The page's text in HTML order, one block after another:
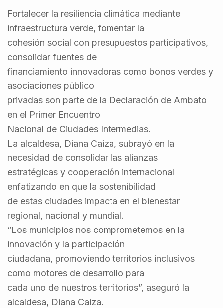
Fortalecer la resiliencia climática mediante
infraestructura verde, fomentar la
cohesión social con presupuestos participativos,
consolidar fuentes de
financiamiento innovadoras como bonos verdes y
asociaciones público
privadas son parte de la Declaración de Ambato
en el Primer Encuentro
Nacional de Ciudades Intermedias.
La alcaldesa, Diana Caiza, subrayó en la
necesidad de consolidar las alianzas
estratégicas y cooperación internacional
enfatizando en que la sostenibilidad
de estas ciudades impacta en el bienestar
regional, nacional y mundial.
“Los municipios nos comprometemos en la
innovación y la participación
ciudadana, promoviendo territorios inclusivos
como motores de desarrollo para
cada uno de nuestros territorios”, aseguró la
alcaldesa, Diana Caiza.